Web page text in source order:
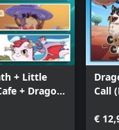
+ Little
+ Dragon
Call
€